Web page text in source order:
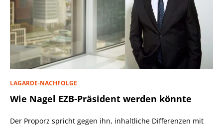
LAGARDE-NACHFOLGE
Wie Nagel EZB-Präsident werden könnte
Der Proporz spricht gegen ihn, inhaltliche Differenzen mit